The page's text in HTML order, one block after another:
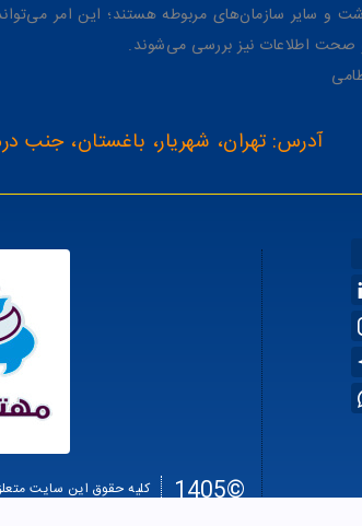
سایر سازمان‌های مربوطه هستند؛ این امر
صحت اطلاعات نیز بررسی می‌شوند.
آدرس: تهران، شهریار، باغستان، جنب
©1405 کلیه حقوق این سایت